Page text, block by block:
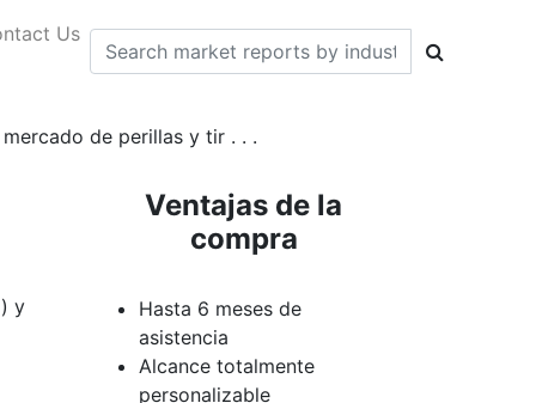
Us
de perillas y tir . . .
y
Ventajas de la
compra
Hasta 6 meses de
asistencia
Alcance totalmente
personalizable